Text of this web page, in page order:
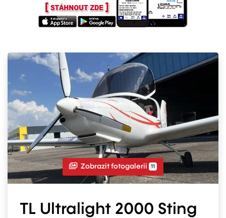
Zobrazit fotogalerii 11
TL Ultralight 2000 Sting